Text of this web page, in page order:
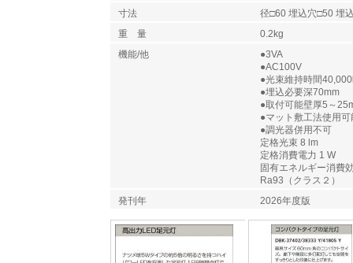
寸法
径□60 埋込穴□50 埋
重 量
0.2kg
機能/他
●3VA
●AC100V
●光束維持時間
●埋込必要深70mm
●取付可能壁厚5～
●マット敷工法使用可
●調光器併用不可
定格光束 8 lm
定格消費電力 1 W
固有エネルギー消費
Ra93（クラス２）
発刊年
2026年度版